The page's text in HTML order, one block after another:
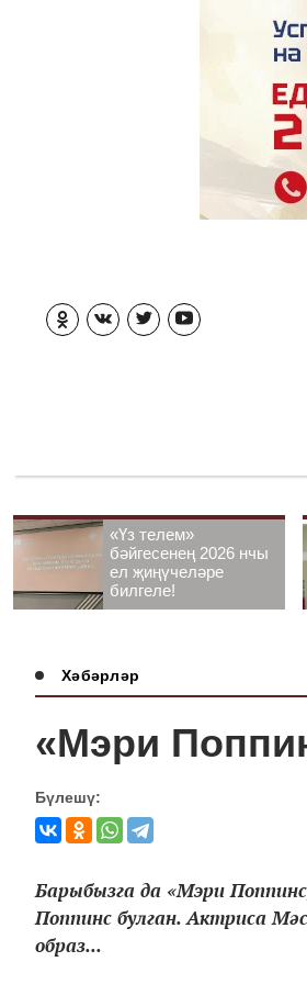
«Үз телем»
бәйгесенең 2026 нчы
ел җиңүчеләре
билгеле!
Хәбәрләр
«Мэри
Бүлешү:
Барыбызга да «Мэри
Поппинс булган. Актриса
образ...